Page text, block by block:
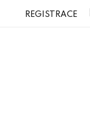
REGISTRACE